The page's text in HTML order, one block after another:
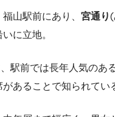
山駅前にあり、 宮通り
に立地。
駅前では長年人気のあ
あることで知られてい